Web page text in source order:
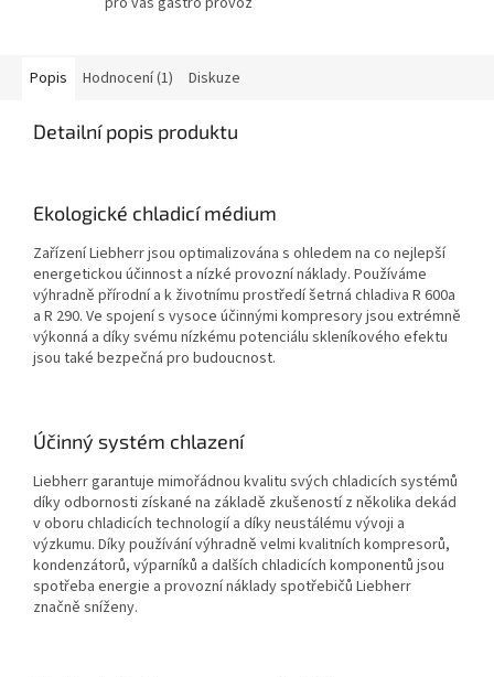
Popis Hodnocení (1) Diskuze
Detailní popis produktu
Ekologické chladicí médium
Zařízení Liebherr jsou optimalizována s ohledem na co nejlepší
energetickou účinnost a nízké provozní náklady. Používáme
výhradně přírodní a k životnímu prostředí šetrná chladiva R 600a
a R 290. Ve spojení s vysoce účinnými kompresory jsou extrémně
výkonná a díky svému nízkému potenciálu skleníkového efektu
jsou také bezpečná pro budoucnost.
Účinný systém chlazení
Liebherr garantuje mimořádnou kvalitu svých chladicích systémů
díky odbornosti získané na základě zkušeností z několika dekád
v oboru chladicích technologií a díky neustálému vývoji a
výzkumu. Díky používání výhradně velmi kvalitních kompresorů,
kondenzátorů, výparníků a dalších chladicích komponentů jsou
spotřeba energie a provozní náklady spotřebičů Liebherr
značně sníženy.